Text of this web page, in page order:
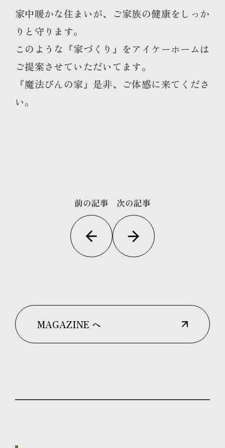
家中暖かな住まいが、ご家族の健康をしっか
りと守ります。
このような『家づくり』をアイケーホームは
ご提案させていただいてます。
『魔法びんの家』是非、ご体感に来てくださ
い。
前の記事 次の記事
MAGAZINE へ